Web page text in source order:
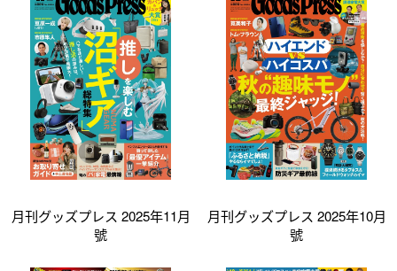
月刊グッズプレス 2025年11月
號
月刊グッズプレス 2025年10月
號